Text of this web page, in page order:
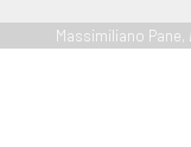
Massimiliano Pane,